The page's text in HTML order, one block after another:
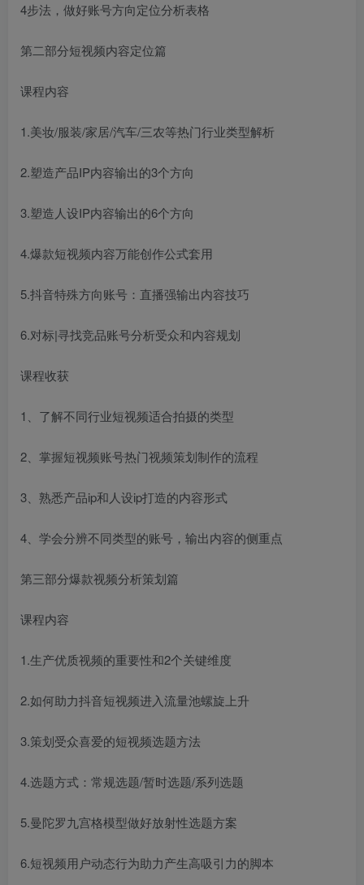
4步法，做好账号方向定位分析表格
第二部分短视频内容定位篇
课程内容
1.美妆/服装/家居/汽车/三农等热门行业类型解析
2.塑造产品IP内容输出的3个方向
3.塑造人设IP内容输出的6个方向
4.爆款短视频内容万能创作公式套用
5.抖音特殊方向账号：直播强输出内容技巧
6.对标|寻找竞品账号分析受众和内容规划
课程收获
1、了解不同行业短视频适合拍摄的类型
2、掌握短视频账号热门视频策划制作的流程
3、熟悉产品ip和人设ip打造的内容形式
4、学会分辨不同类型的账号，输出内容的侧重点
第三部分爆款视频分析策划篇
课程内容
1.生产优质视频的重要性和2个关键维度
2.如何助力抖音短视频进入流量池螺旋上升
3.策划受众喜爱的短视频选题方法
4.选题方式：常规选题/暂时选题/系列选题
5.曼陀罗九宫格模型做好放射性选题方案
6.短视频用户动态行为助力产生高吸引力的脚本